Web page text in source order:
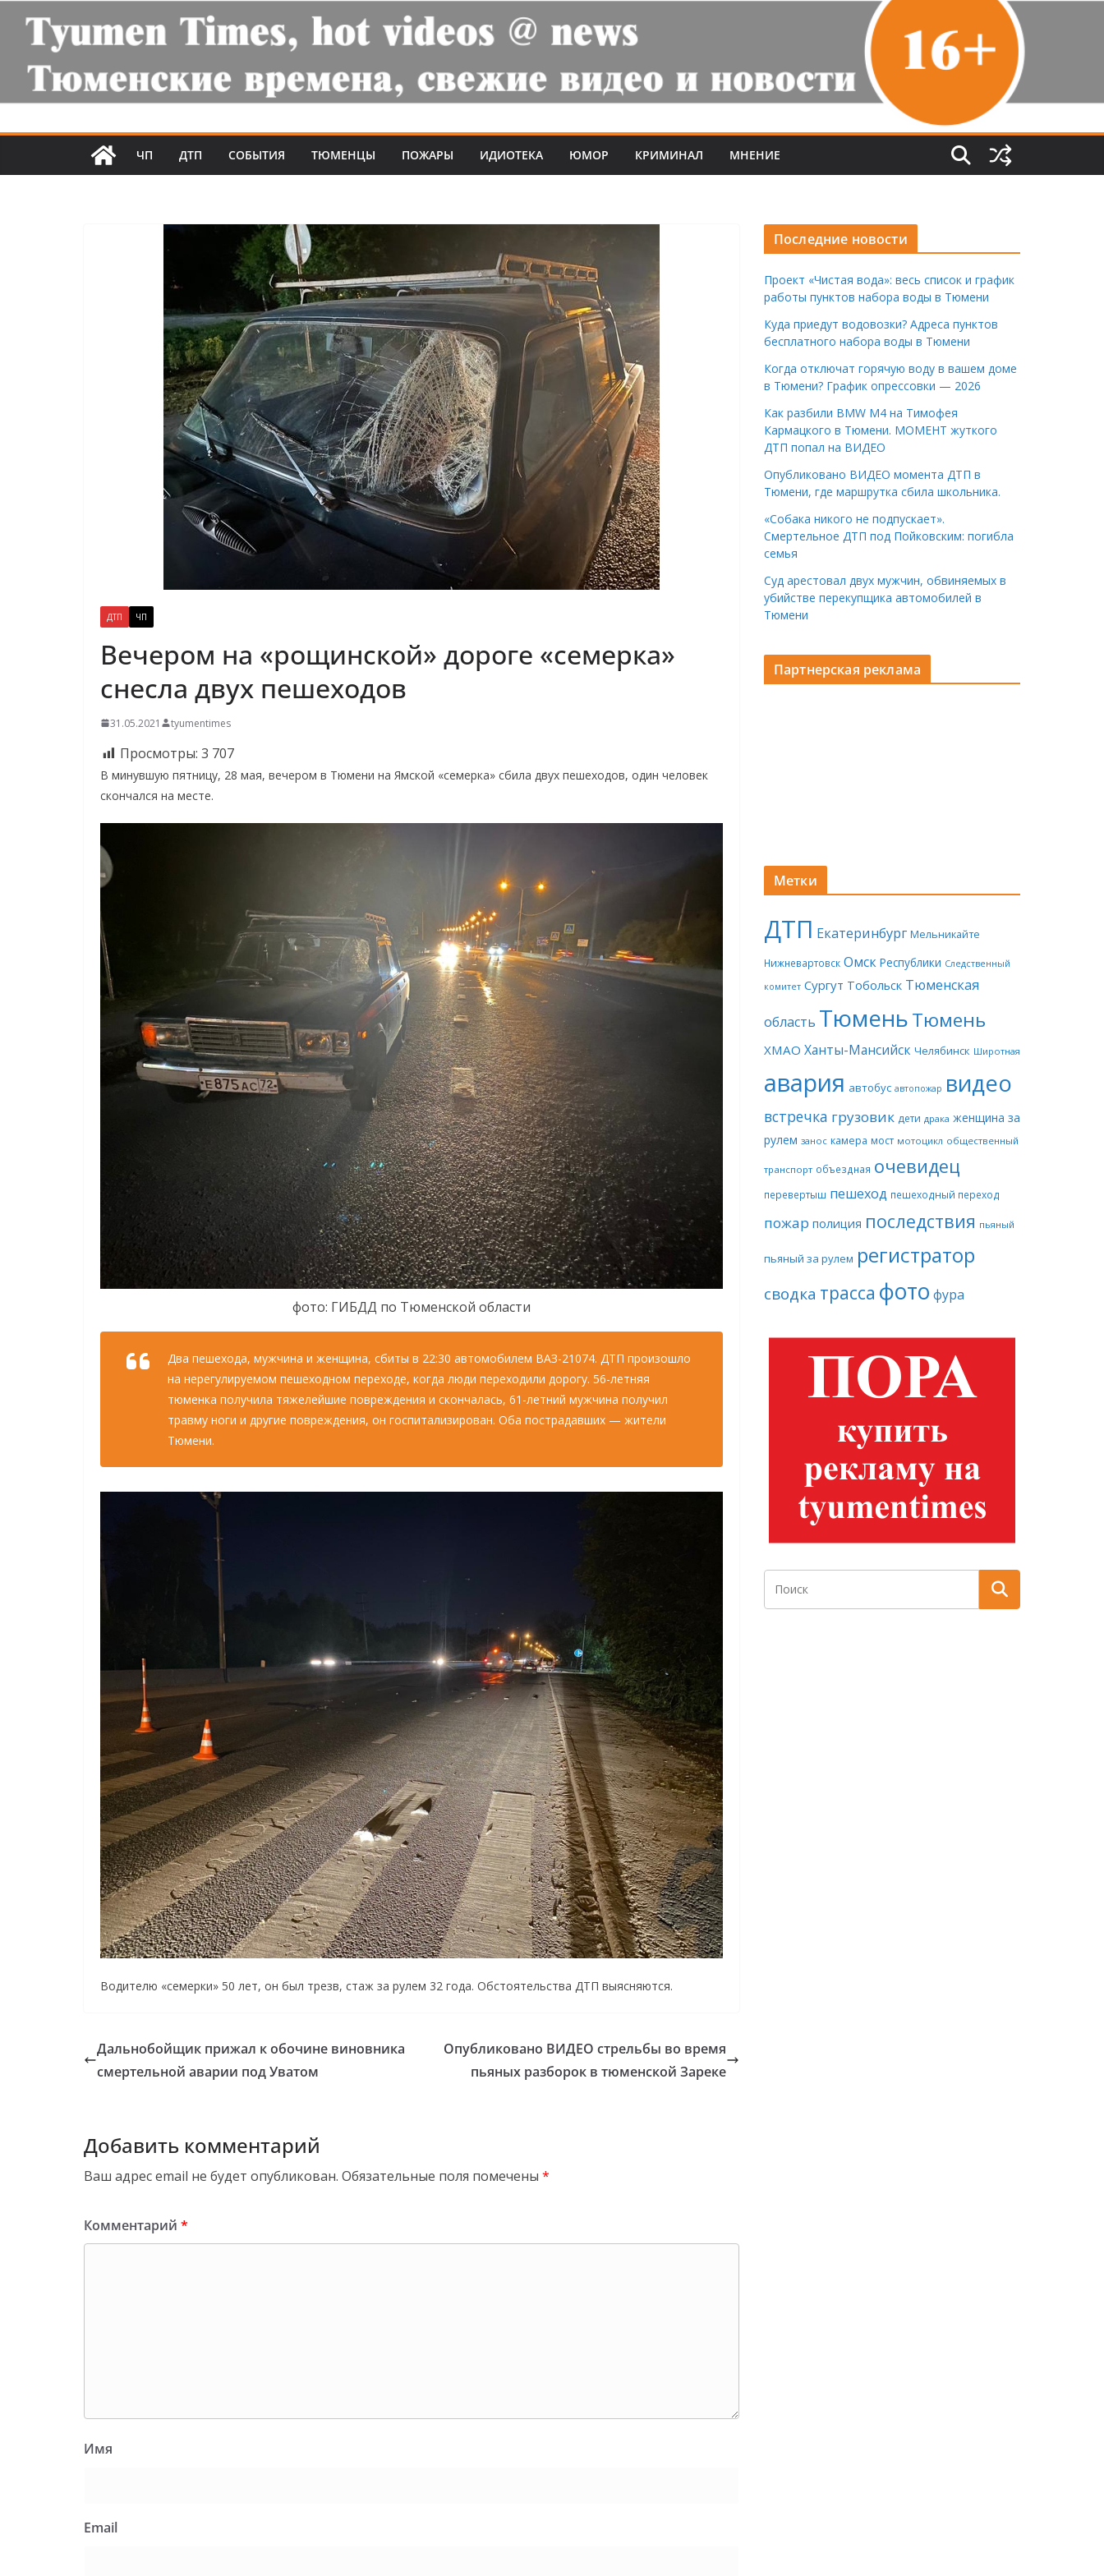
ЧП ДТП СОБЫТИЯ ТЮМЕНЦЫ ПОЖАРЫ ИДИОТЕКА ЮМОР КРИМИНАЛ МНЕНИЕ
ДТП ЧП
Вечером на «рощинской» дороге «семерка»
снесла двух пешеходов
31.05.2021 tyumentimes
Просмотры: 3 707
В минувшую пятницу, 28 мая, вечером в Тюмени на Ямской «семерка» сбила двух пешеходов, один человек
скончался на месте.
фото: ГИБДД по Тюменской области
Два пешехода, мужчина и женщина, сбиты в 22:30 автомобилем ВАЗ-21074. ДТП произошло
на нерегулируемом пешеходном переходе, когда люди переходили дорогу. 56-летняя
тюменка получила тяжелейшие повреждения и скончалась, 61-летний мужчина получил
травму ноги и другие повреждения, он госпитализирован. Оба пострадавших — жители
Тюмени.
Водителю «семерки» 50 лет, он был трезв, стаж за рулем 32 года. Обстоятельства ДТП выясняются.
Дальнобойщик прижал к обочине виновника
смертельной аварии под Уватом
Опубликовано ВИДЕО стрельбы во время
пьяных разборок в тюменской Зареке
Добавить комментарий
Ваш адрес email не будет опубликован. Обязательные поля помечены *
Комментарий *
Имя
Email
Последние новости
Проект «Чистая вода»: весь список и график
работы пунктов набора воды в Тюмени
Куда приедут водовозки? Адреса пунктов
бесплатного набора воды в Тюмени
Когда отключат горячую воду в вашем доме
в Тюмени? График опрессовки — 2026
Как разбили BMW M4 на Тимофея
Кармацкого в Тюмени. МОМЕНТ жуткого
ДТП попал на ВИДЕО
Опубликовано ВИДЕО момента ДТП в
Тюмени, где маршрутка сбила школьника.
«Собака никого не подпускает».
Смертельное ДТП под Пойковским: погибла
семья
Суд арестовал двух мужчин, обвиняемых в
убийстве перекупщика автомобилей в
Тюмени
Партнерская реклама
Метки
ДТП Екатеринбург Мельникайте
Нижневартовск Омск Республики Следственный
комитет Сургут Тобольск Тюменская
область ТюменьТюмень
ХМАО Ханты-Мансийск Челябинск Широтная
авария автобус автопожар видео
встречка грузовик дети драка женщина за
рулем занос камера мост мотоцикл общественный
транспорт объездная очевидец
перевертыш пешеход пешеходный переход
пожар полиция последствия пьяный
пьяный за рулем регистратор
сводка трасса фото фура